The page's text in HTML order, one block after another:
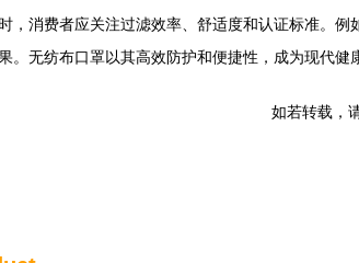
，消费者应关注过滤效率、舒适度和认证标准。
。无纺布口罩以其高效防护和便捷性，成为现代健
如若转载，